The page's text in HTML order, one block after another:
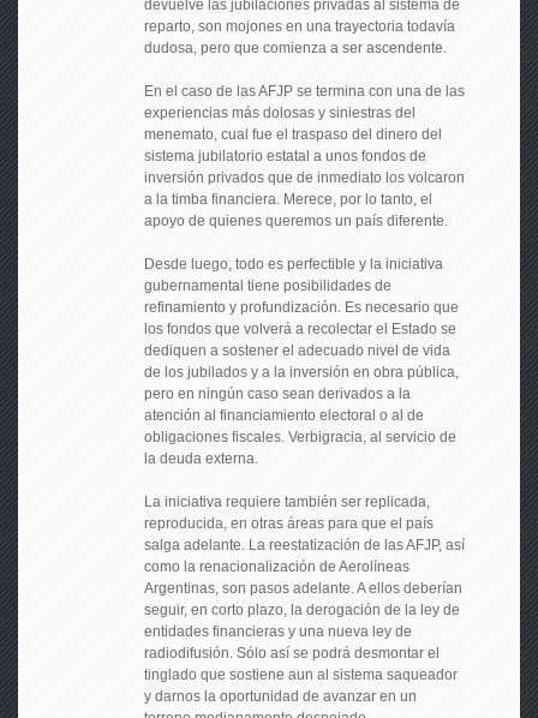
devuelve las jubilaciones privadas al sistema de
reparto, son mojones en una trayectoria todavía
dudosa, pero que comienza a ser ascendente.
En el caso de las AFJP se termina con una de las
experiencias más dolosas y siniestras del
menemato, cual fue el traspaso del dinero del
sistema jubilatorio estatal a unos fondos de
inversión privados que de inmediato los volcaron
a la timba financiera. Merece, por lo tanto, el
apoyo de quienes queremos un país diferente.
Desde luego, todo es perfectible y la iniciativa
gubernamental tiene posibilidades de
refinamiento y profundización. Es necesario que
los fondos que volverá a recolectar el Estado se
dediquen a sostener el adecuado nivel de vida
de los jubilados y a la inversión en obra pública,
pero en ningún caso sean derivados a la
atención al financiamiento electoral o al de
obligaciones fiscales. Verbigracia, al servicio de
la deuda externa.
La iniciativa requiere también ser replicada,
reproducida, en otras áreas para que el país
salga adelante. La reestatización de las AFJP, así
como la renacionalización de Aerolíneas
Argentinas, son pasos adelante. A ellos deberían
seguir, en corto plazo, la derogación de la ley de
entidades financieras y una nueva ley de
radiodifusión. Sólo así se podrá desmontar el
tinglado que sostiene aun al sistema saqueador
y darnos la oportunidad de avanzar en un